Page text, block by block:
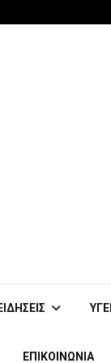
ΕΠΙΚΟΙΝΩΝΙΑ